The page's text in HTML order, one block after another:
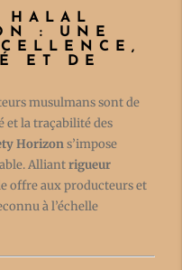
HALAL
: UNE
ET DE
musulmans sont de
et la traçabilité des
Horizons’impose
Alliantrigueur
offre aux producteurs et
à l’échelle